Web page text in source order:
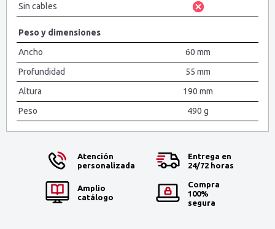
Sin cables
Peso y dimensiones
Ancho
60 mm
Profundidad
55 mm
Altura
190 mm
Peso
490 g
Atención
personalizada
Entrega en
24/72 horas
Amplio
catálogo
Compra
100%
segura